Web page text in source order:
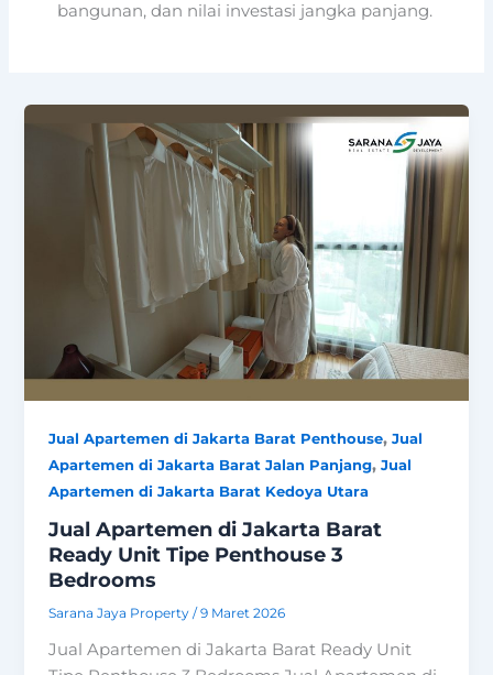
bangunan, dan nilai investasi jangka panjang.
Jual Apartemen di Jakarta Barat Penthouse,Jual
Apartemen di Jakarta Barat Jalan Panjang,Jual
Apartemen di Jakarta Barat Kedoya Utara
Jual Apartemen di Jakarta Barat
Ready Unit Tipe Penthouse 3
Bedrooms
Sarana Jaya Property/9 Maret 2026
Jual Apartemen di Jakarta Barat Ready Unit